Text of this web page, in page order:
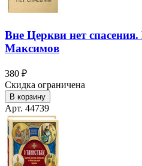
Вне Церкви нет
Максимов
380 ₽
Скидка ограничена
В корзину
Арт. 44739